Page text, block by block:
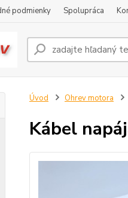
podmienky Spolupráca
Úvod Ohrev motora
Kábel